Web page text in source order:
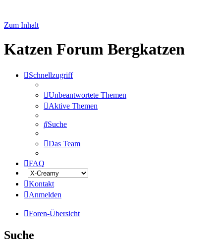
Zum Inhalt
Katzen Forum Bergkatzen
Schnellzugriff
Unbeantwortete Themen
Aktive Themen
Suche
Das Team
FAQ
Kontakt
Anmelden
Foren-Übersicht
Suche